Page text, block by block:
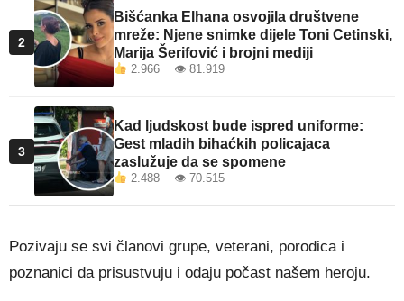
2
Bišćanka Elhana osvojila društvene
mreže: Njene snimke dijele Toni Cetinski,
Marija Šerifović i brojni mediji
2.966 👁 81.919
3
Kad ljudskost bude ispred uniforme:
Gest mladih bihaćkih policajaca
zaslužuje da se spomene
2.488 👁 70.515
Pozivaju se svi članovi grupe, veterani, porodica i
poznanici da prisustvuju i odaju počast našem heroju.